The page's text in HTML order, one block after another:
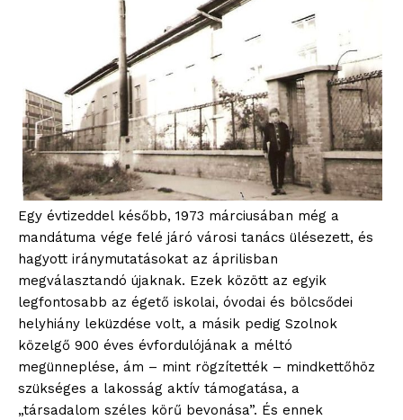
Egy évtizeddel később, 1973 márciusában még a
mandátuma vége felé járó városi tanács ülésezett, és
hagyott iránymutatásokat az áprilisban
megválasztandó újaknak. Ezek között az egyik
legfontosabb az égető iskolai, óvodai és bölcsődei
helyhiány leküzdése volt, a másik pedig Szolnok
közelgő 900 éves évfordulójának a méltó
megünneplése, ám – mint rögzítették – mindkettőhöz
szükséges a lakosság aktív támogatása, a
„társadalom széles körű bevonása”. És ennek